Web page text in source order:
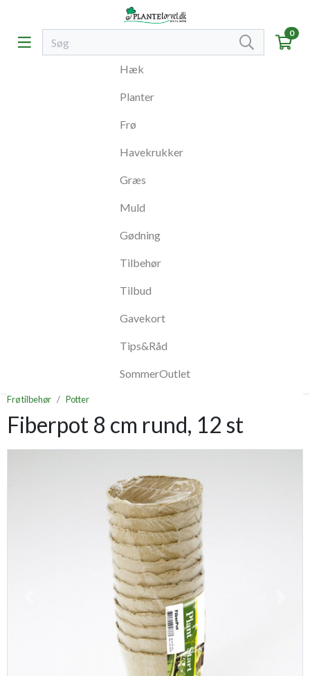
0
Hæk
Planter
Frø
Havekrukker
Græs
Muld
Gødning
Tilbehør
Tilbud
Gavekort
Tips&Råd
SommerOutlet
Frø tilbehør Potter
Fiberpot 8 cm rund, 12 st